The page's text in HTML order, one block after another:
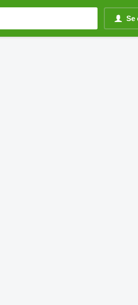
Se